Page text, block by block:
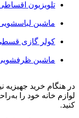
تلویزیون
ماشین
کولر گازی
ماشین
در هنگام خرید
لوازم خانه خود را
کنید.